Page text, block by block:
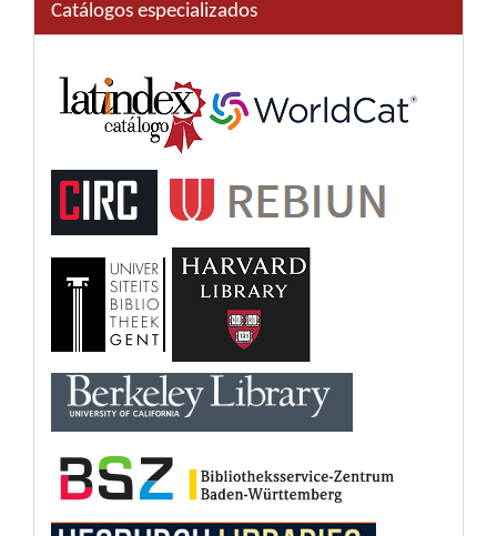
Catálogos especializados